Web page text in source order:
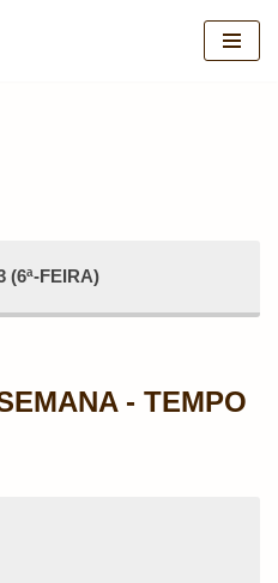
- TEMPO
(6ª-FEIRA)